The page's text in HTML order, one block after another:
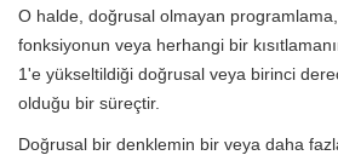
O halde, doğrusal olmayan
fonksiyonun veya herhangi bir
1'e yükseltildiği doğrusal veya birinci
olduğu bir süreçtir.
Doğrusal bir denklemin bir veya daha